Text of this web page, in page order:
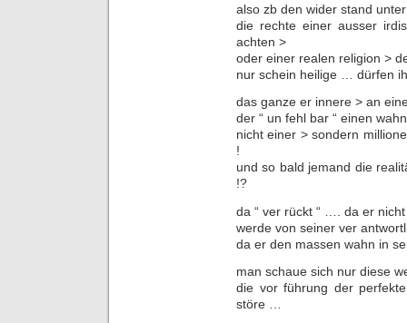
also zb den wider stand
die rechte einer ausser
achten >
oder einer realen religion >
nur schein heilige … dürfen
das ganze er innere > an
der “ un fehl bar “ einen
nicht einer > sondern
!
und so bald jemand die
!?
da “ ver rückt “ …. da er
werde von seiner ver
da er den massen wahn in
man schaue sich nur diese
die vor führung der
störe …